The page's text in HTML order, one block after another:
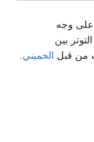
على وجه
بين
من قبل الخميني